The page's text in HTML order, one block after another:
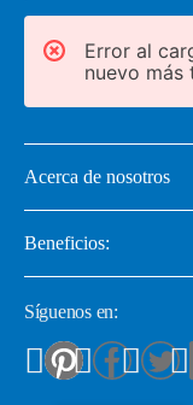
Error al
nuevo más
Acerca de nosotros
Beneficios:
Síguenos en: